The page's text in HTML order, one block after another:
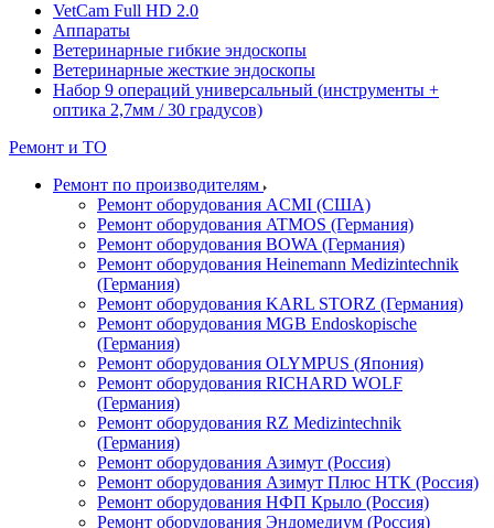
VetCam Full HD 2.0
Аппараты
Ветеринарные гибкие эндоскопы
Ветеринарные жесткие эндоскопы
Набор 9 операций универсальный (инструменты +
оптика 2,7мм / 30 градусов)
Ремонт и ТО
Ремонт по производителям
Ремонт оборудования ACMI (США)
Ремонт оборудования ATMOS (Германия)
Ремонт оборудования BOWA (Германия)
Ремонт оборудования Heinemann Medizintechnik
(Германия)
Ремонт оборудования KARL STORZ (Германия)
Ремонт оборудования MGB Endoskopische
(Германия)
Ремонт оборудования OLYMPUS (Япония)
Ремонт оборудования RICHARD WOLF
(Германия)
Ремонт оборудования RZ Medizintechnik
(Германия)
Ремонт оборудования Азимут (Россия)
Ремонт оборудования Азимут Плюс НТК (Россия)
Ремонт оборудования НФП Крыло (Россия)
Ремонт оборудования Эндомедиум (Россия)